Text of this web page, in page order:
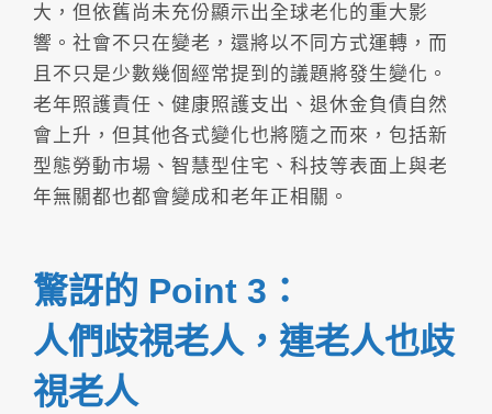
大，但依舊尚未充份顯示出全球老化的重大影
響。社會不只在變老，還將以不同方式運轉，而
且不只是少數幾個經常提到的議題將發生變化。
老年照護責任、健康照護支出、退休金負債自然
會上升，但其他各式變化也將隨之而來，包括新
型態勞動市場、智慧型住宅、科技等表面上與老
年無關都也都會變成和老年正相關。
驚訝的 Point 3：
人們歧視老人，連老人也歧
視老人